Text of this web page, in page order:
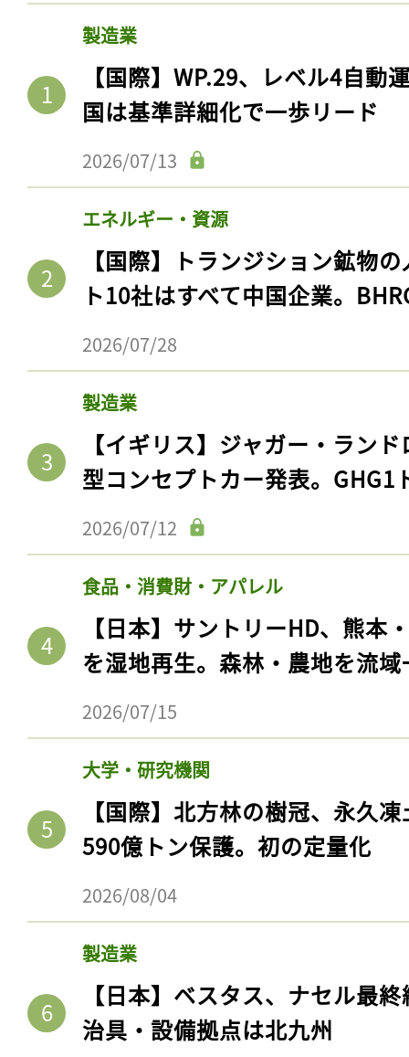
製造業
【国際】WP.29、レベル4自動
国は基準詳細化で一歩リード
2026/07/13
エネルギー・資源
【国際】トランジション鉱物
ト10社はすべて中国企業。
2026/07/28
製造業
【イギリス】ジャガー・ラン
型コンセプトカー発表。GHG1
2026/07/12
食品・消費財・アパレル
【日本】サントリーHD、熊本
を湿地再生。森林・農地を流
2026/07/15
大学・研究機関
【国際】北方林の樹冠、永久
590億トン保護。初の定量化
2026/08/04
製造業
【日本】ベスタス、ナセル最
治具・設備拠点は北九州